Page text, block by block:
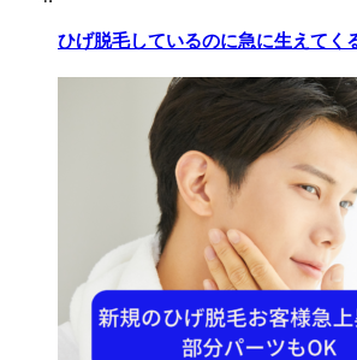
ひげ脱毛しているのに急に生えてく